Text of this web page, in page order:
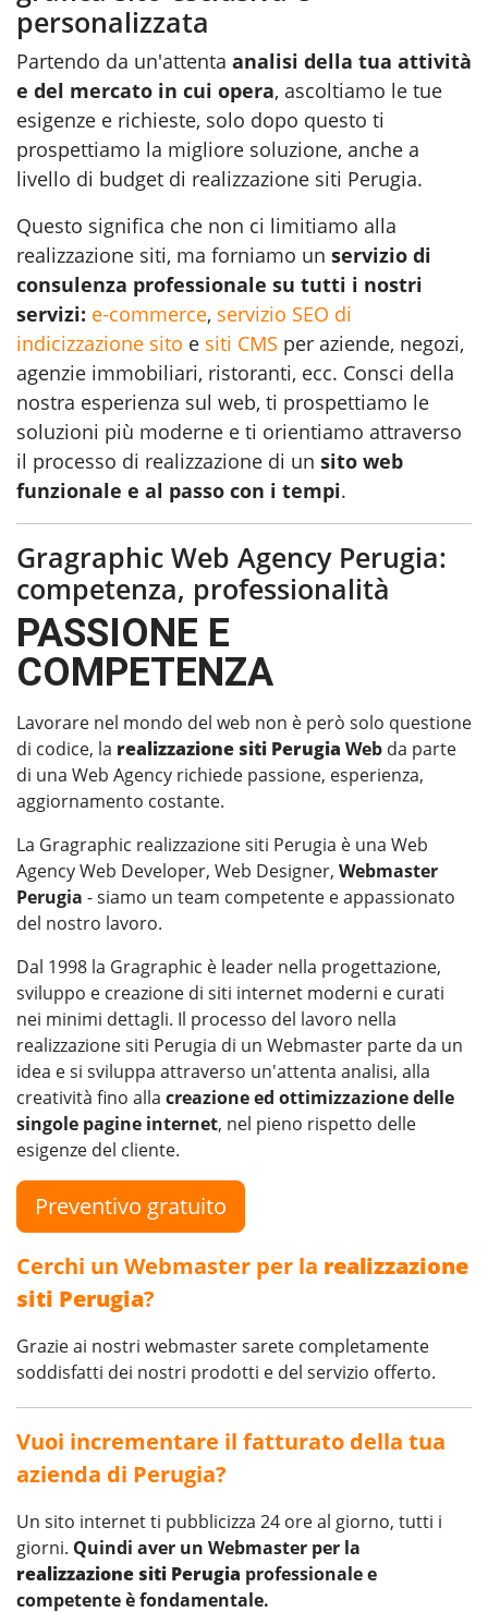
personalizzata
Partendo da un'attenta analisi della tua attività
e del mercato in cui opera, ascoltiamo le tue
esigenze e richieste, solo dopo questo ti
prospettiamo la migliore soluzione, anche a
livello di budget di realizzazione siti Perugia.
Questo significa che non ci limitiamo alla
realizzazione siti, ma forniamo un servizio di
consulenza professionale su tutti i nostri
servizi: e-commerce, servizio SEO di
indicizzazione sito e siti CMS per aziende, negozi,
agenzie immobiliari, ristoranti, ecc. Consci della
nostra esperienza sul web, ti prospettiamo le
soluzioni più moderne e ti orientiamo attraverso
il processo di realizzazione di un sito web
funzionale e al passo con i tempi.
Gragraphic Web Agency Perugia:
competenza, professionalità
PASSIONE E
COMPETENZA
Lavorare nel mondo del web non è però solo questione
di codice, la realizzazione siti Perugia Web da parte
di una Web Agency richiede passione, esperienza,
aggiornamento costante.
La Gragraphic realizzazione siti Perugia è una Web
Agency Web Developer, Web Designer, Webmaster
Perugia - siamo un team competente e appassionato
del nostro lavoro.
Dal 1998 la Gragraphic è leader nella progettazione,
sviluppo e creazione di siti internet moderni e curati
nei minimi dettagli. Il processo del lavoro nella
realizzazione siti Perugia di un Webmaster parte da un
idea e si sviluppa attraverso un'attenta analisi, alla
creatività fino alla creazione ed ottimizzazione delle
singole pagine internet, nel pieno rispetto delle
esigenze del cliente.
Preventivo gratuito
Cerchi un Webmaster per la realizzazione
siti Perugia?
Grazie ai nostri webmaster sarete completamente
soddisfatti dei nostri prodotti e del servizio offerto.
Vuoi incrementare il fatturato della tua
azienda di Perugia?
Un sito internet ti pubblicizza 24 ore al giorno, tutti i
giorni. Quindi aver un Webmaster per la
realizzazione siti Perugia professionale e
competente è fondamentale.